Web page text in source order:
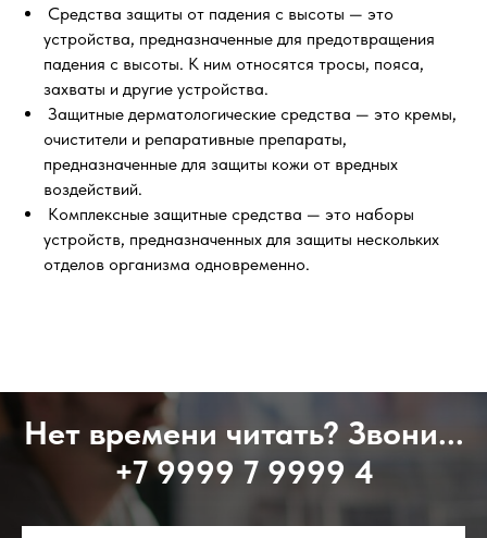
Средства защиты от падения с высоты — это
устройства, предназначенные для предотвращения
падения с высоты. К ним относятся тросы, пояса,
захваты и другие устройства.
Защитные дерматологические средства — это кремы,
очистители и репаративные препараты,
предназначенные для защиты кожи от вредных
воздействий.
Комплексные защитные средства — это наборы
устройств, предназначенных для защиты нескольких
отделов организма одновременно.
Нет времени читать? Звони...
+7 9999 7 9999 4